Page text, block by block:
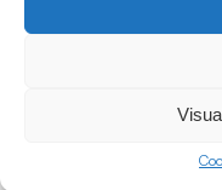
Indi(e)pendenze